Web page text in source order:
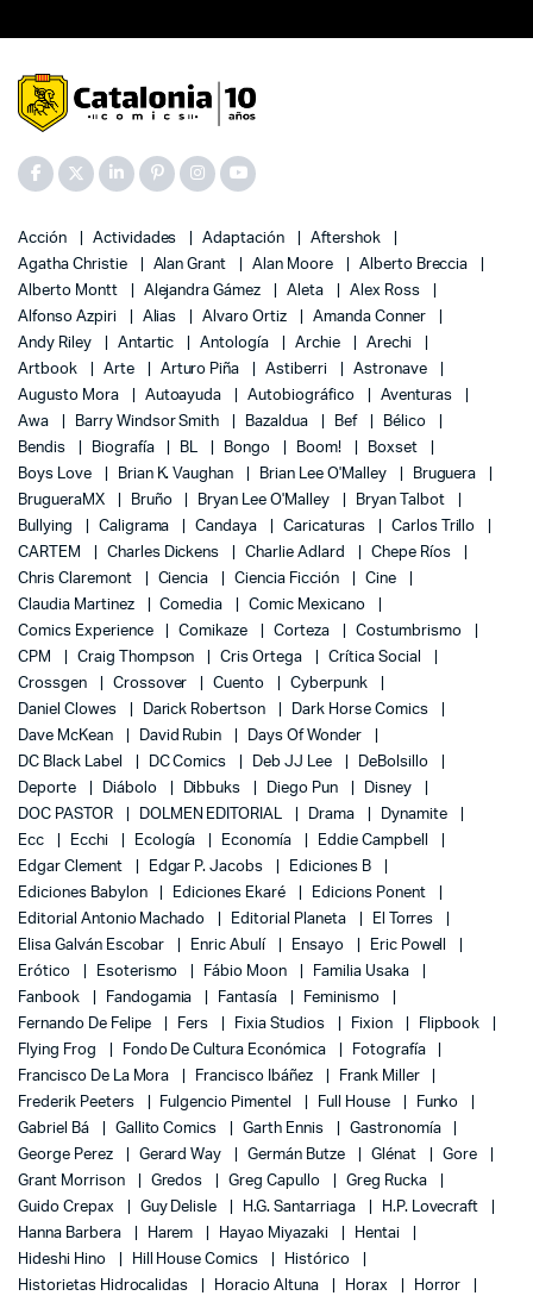
Acción Actividades Adaptación
Aftershok
Agatha Christie
Alan Grant Alan Moore
Alberto Breccia
Alberto Montt
Alejandra Gámez Aleta
Alex Ross
Alfonso Azpiri
Alias Alvaro Ortiz
Amanda Conner
Andy Riley
Antartic Antología Archie
Arechi
Artbook
Arte Arturo Piña Astiberri
Astronave
Augusto Mora
Autoayuda Autobiográfico
Aventuras
Awa
Barry Windsor Smith Bazaldua Bef
Bélico
Bendis
Biografía BL Bongo Boom!
Boxset
Boys Love
Brian K. Vaughan Brian Lee O'Malley
Bruguera
BrugueraMX
Bruño Bryan Lee O'Malley
Bryan Talbot
Bullying
Caligrama Candaya Caricaturas
Carlos Trillo
CARTEM
Charles Dickens Charlie Adlard
Chepe Ríos
Chris Claremont
Ciencia Ciencia Ficción
Cine
Claudia Martinez
Comedia
Comic Mexicano
Comics Experience
Comikaze Corteza
Costumbrismo
CPM
Craig Thompson Cris Ortega
Crítica Social
Crossgen
Crossover Cuento
Cyberpunk
Daniel Clowes
Darick Robertson
Dark Horse Comics
Dave McKean
David Rubin
Days Of Wonder
DC Black Label
DC Comics Deb JJ Lee
DeBolsillo
Deporte
Diábolo Dibbuks Diego Pun
Disney
DOC PASTOR
DOLMEN EDITORIAL Drama
Dynamite
Ecc
Ecchi Ecología Economía
Eddie Campbell
Edgar Clement
Edgar P. Jacobs
Ediciones B
Ediciones Babylon
Ediciones Ekaré
Edicions Ponent
Editorial Antonio Machado
Editorial Planeta
El Torres
Elisa Galván Escobar
Enric Abulí Ensayo
Eric Powell
Erótico
Esoterismo Fábio Moon
Familia Usaka
Fanbook
Fandogamia Fantasía
Feminismo
Fernando De Felipe
Fers Fixia Studios Fixion
Flipbook
Flying Frog
Fondo De Cultura Económica
Fotografía
Francisco De La Mora
Francisco Ibáñez
Frank Miller
Frederik Peeters
Fulgencio Pimentel Full House
Funko
Gabriel Bá
Gallito Comics Garth Ennis
Gastronomía
George Perez
Gerard Way Germán Butze Glénat
Gore
Grant Morrison
Gredos Greg Capullo
Greg Rucka
Guido Crepax
Guy Delisle H.G. Santarriaga
H.P. Lovecraft
Hanna Barbera
Harem Hayao Miyazaki
Hentai
Hideshi Hino
Hill House Comics
Histórico
Historietas Hidrocalidas
Horacio Altuna Horax
Horror